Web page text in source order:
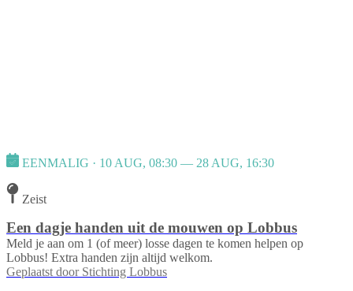
EENMALIG · 10 AUG, 08:30 — 28 AUG, 16:30
Zeist
Een dagje handen uit de mouwen op Lobbus
Meld je aan om 1 (of meer) losse dagen te komen helpen op
Lobbus! Extra handen zijn altijd welkom.
Geplaatst door Stichting Lobbus